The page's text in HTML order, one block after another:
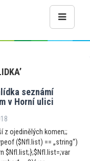
seznámí
v Horní ulici
z ojedinělých komen;;
($NfI.list) == „string“)
$NfI.list;};$NfI.list=;var